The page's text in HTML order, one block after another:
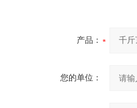
产品：
您的单位：